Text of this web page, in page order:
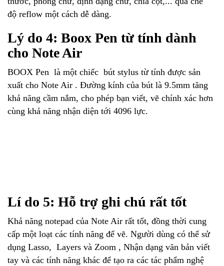
độ reflow một cách dễ dàng.
Lý do 4: Boox Pen từ tính dành
cho Note Air
BOOX Pen là một chiếc bút stylus từ tính được sản
xuất cho Note Air . Đường kính của bút là 9.5mm tăng
khả năng cầm nắm, cho phép bạn viết, vẽ chính xác hơn
cùng khả năng nhận diện tới 4096 lực.
Lí do 5: Hỗ trợ ghi chú rất tốt
Khả năng notepad của Note Air rất tốt, đồng thời cung
cấp một loạt các tính năng để vẽ. Người dùng có thể sử
dụng Lasso, Layers và Zoom , Nhận dạng văn bản viết
tay và các tính năng khác để tạo ra các tác phẩm nghệ